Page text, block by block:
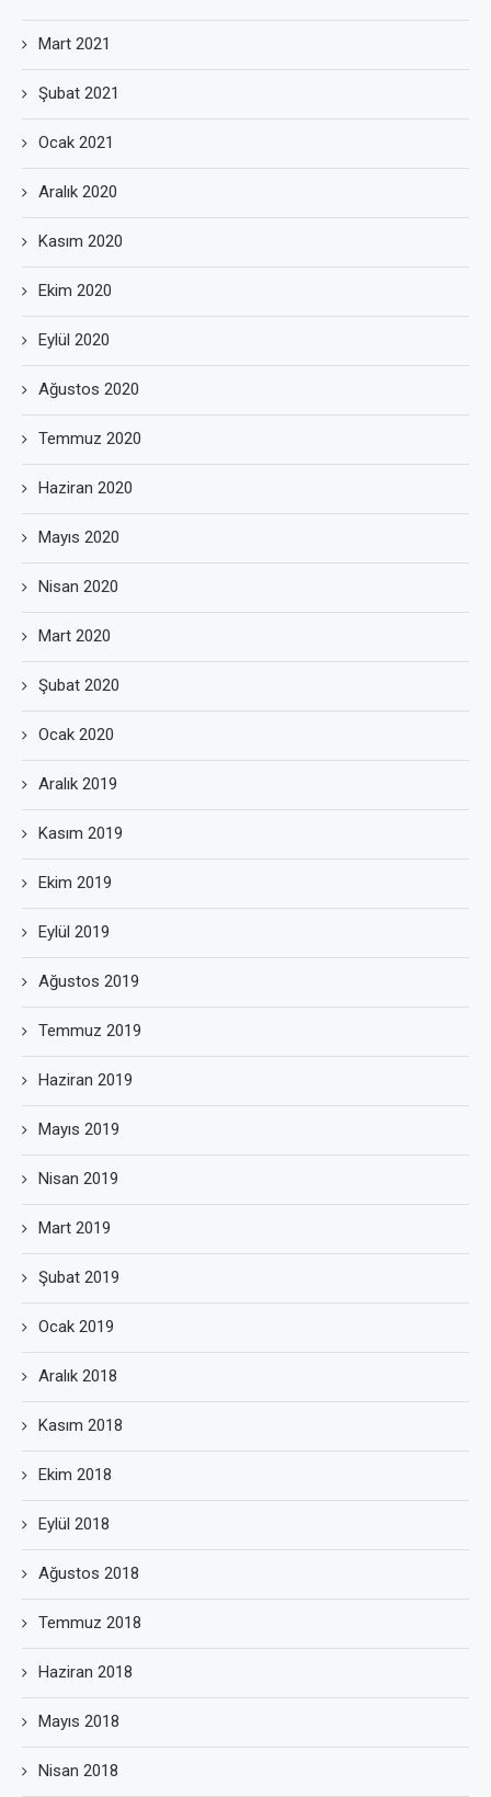
Mart 2021
Şubat 2021
Ocak 2021
Aralık 2020
Kasım 2020
Ekim 2020
Eylül 2020
Ağustos 2020
Temmuz 2020
Haziran 2020
Mayıs 2020
Nisan 2020
Mart 2020
Şubat 2020
Ocak 2020
Aralık 2019
Kasım 2019
Ekim 2019
Eylül 2019
Ağustos 2019
Temmuz 2019
Haziran 2019
Mayıs 2019
Nisan 2019
Mart 2019
Şubat 2019
Ocak 2019
Aralık 2018
Kasım 2018
Ekim 2018
Eylül 2018
Ağustos 2018
Temmuz 2018
Haziran 2018
Mayıs 2018
Nisan 2018